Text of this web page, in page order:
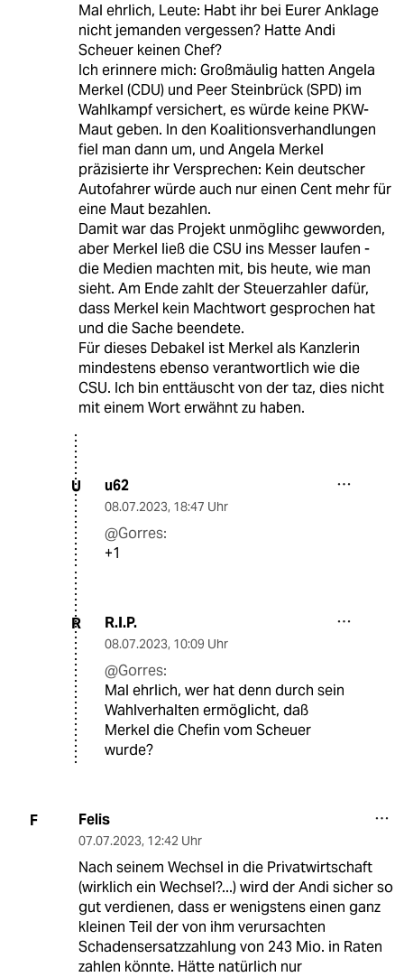
Mal ehrlich, Leute: Habt ihr bei Eurer Anklage
nicht jemanden vergessen? Hatte Andi
Scheuer keinen Chef?
Ich erinnere mich: Großmäulig hatten Angela
Merkel (CDU) und Peer Steinbrück (SPD) im
Wahlkampf versichert, es würde keine PKW-
Maut geben. In den Koalitionsverhandlungen
fiel man dann um, und Angela Merkel
präzisierte ihr Versprechen: Kein deutscher
Autofahrer würde auch nur einen Cent mehr für
eine Maut bezahlen.
Damit war das Projekt unmöglihc gewworden,
aber Merkel ließ die CSU ins Messer laufen -
die Medien machten mit, bis heute, wie man
sieht. Am Ende zahlt der Steuerzahler dafür,
dass Merkel kein Machtwort gesprochen hat
und die Sache beendete.
Für dieses Debakel ist Merkel als Kanzlerin
mindestens ebenso verantwortlich wie die
CSU. Ich bin enttäuscht von der taz, dies nicht
mit einem Wort erwähnt zu haben.
U u62
08.07.2023, 18:47 Uhr
@Gorres:
+1
R R.I.P.
08.07.2023, 10:09 Uhr
@Gorres:
Mal ehrlich, wer hat denn durch sein
Wahlverhalten ermöglicht, daß
Merkel die Chefin vom Scheuer
wurde?
F Felis
07.07.2023, 12:42 Uhr
Nach seinem Wechsel in die Privatwirtschaft
(wirklich ein Wechsel?...) wird der Andi sicher so
gut verdienen, dass er wenigstens einen ganz
kleinen Teil der von ihm verursachten
Schadensersatzzahlung von 243 Mio. in Raten
zahlen könnte. Hätte natürlich nur